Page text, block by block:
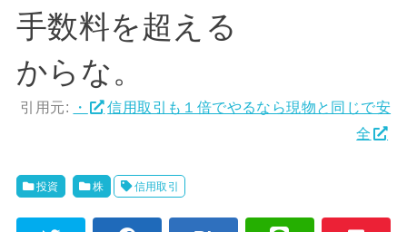
手数料を超える
からな。
引用元: ・
信用取引も１倍でやるなら現物と同じで安
全
投資 株 信用取引